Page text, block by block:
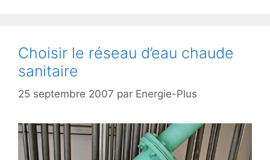
Choisir le réseau d’eau chaude
sanitaire
25 septembre 2007 par Energie-Plus